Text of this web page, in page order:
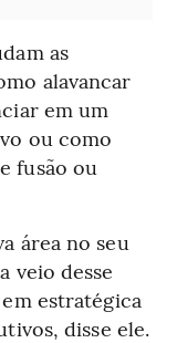
as
alavancar
em um
ou como
fusão ou
área no seu
veio desse
estratégica
disse ele.